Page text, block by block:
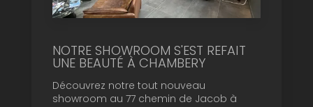
NOTRE SHOWROOM S'EST REFAIT
UNE BEAUTÉ À CHAMBERY
Découvrez notre tout nouveau
showroom au 77 chemin de Jacob à